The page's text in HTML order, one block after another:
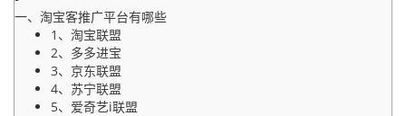
一、淘宝客推广平台有哪些
1、淘宝联盟
2、多多进宝
3、京东联盟
4、苏宁联盟
5、爱奇艺i联盟